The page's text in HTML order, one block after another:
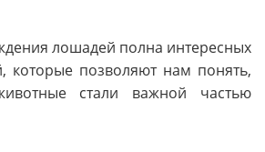
лошадей полна интересных
которые позволяют нам понять,
стали важной частью